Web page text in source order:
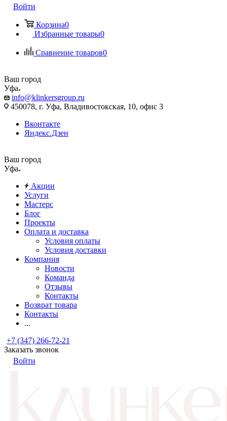
Войти
Корзина0
Избранные товары0
Сравнение товаров0
Ваш город
Уфа
info@klinkersgroup.ru
450078, г. Уфа, Владивостокская, 10, офис 3
Вконтакте
Яндекс.Дзен
Ваш город
Уфа
Акции
Услуги
Мастерс
Блог
Проекты
Оплата и доставка
Условия оплаты
Условия доставки
Компания
Новости
Команда
Отзывы
Контакты
Возврат товара
Контакты
...
+7 (347) 266-72-21
Заказать звонок
Войти